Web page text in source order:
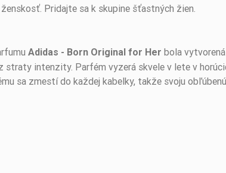
Pridajte sa k skupine šťastných žien.
Adidas - Born Original for Her bola vytvorená
straty intenzity. Parfém vyzerá skvele v lete v
sa zmestí do každej kabelky, takže svoju obľúbenú